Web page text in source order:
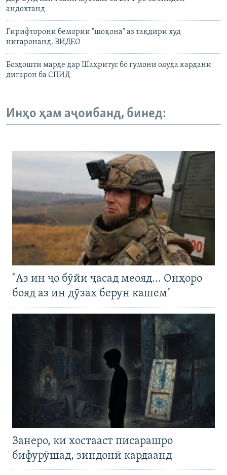
андохтанд
Гирифторони бемории "шоҳона" аз тақдири худ
нигаронанд. ВИДЕО
Боздошти марде дар Шаҳритус бо гумони олуда кардани
дигарон ба СПИД
Инҳо ҳам аҷоибанд, бинед:
"Аз ин ҷо бӯйи ҷасад меояд… Онҳоро
бояд аз ин дӯзах берун кашем"
Занеро, ки хостааст писарашро
бифурӯшад, зиндонӣ кардаанд